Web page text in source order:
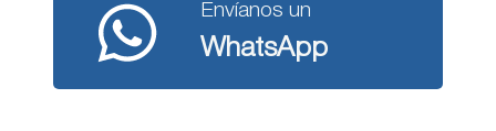
Envíanos un
WhatsApp